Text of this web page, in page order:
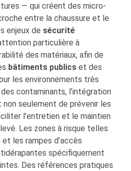
— qui créent des micro-
entre la chaussure et le
enjeux de sécurité
particulière à
des matériaux, afin de
bâtiments publics et des
les environnements très
contaminants, l’intégration
seulement de prévenir les
l’entretien et le maintien
Les zones à risque telles
et les rampes d’accès
spécifiquement
Des références pratiques